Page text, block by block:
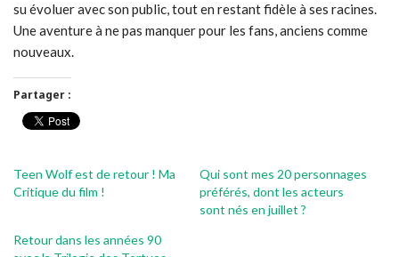
su évoluer avec son public, tout en restant fidèle à ses racines.
Une aventure à ne pas manquer pour les fans, anciens comme
nouveaux.
Partager :
Teen Wolf est de retour ! Ma
Critique du film !
Qui sont mes 20 personnages
préférés, dont les acteurs
sont nés en juillet ?
Retour dans les années 90